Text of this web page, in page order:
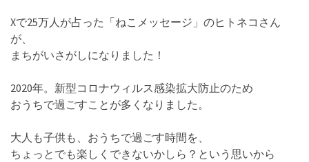
Xで25万人が占った「ねこメッセージ」のヒトネコさん
が、
まちがいさがしになりました！
2020年。新型コロナウィルス感染拡大防止のため
おうちで過ごすことが多くなりました。
大人も子供も、おうちで過ごす時間を、
ちょっとでも楽しくできないかしら？という思いから